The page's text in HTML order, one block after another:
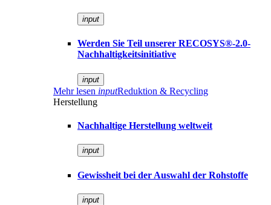
input
Werden Sie Teil unserer RECOSYS®-2.0-
Nachhaltigkeitsinitiative
input
Mehr lesen inputReduktion & Recycling
Herstellung
Nachhaltige Herstellung weltweit
input
Gewissheit bei der Auswahl der Rohstoffe
input